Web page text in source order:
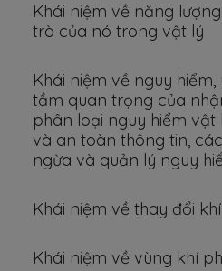
Khái niệm về năng
trò của nó trong vật lý
Khái niệm về nguy
tầm quan trọng của
phân loại nguy hiểm vật
và an toàn thông tin,
ngừa và quản lý nguy
Khái niệm về thay đổi
Khái niệm về vùng khí